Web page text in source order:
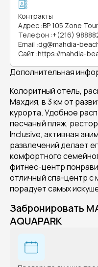
Контракты
Адрес :BP 105 Zone
Телефон :+(216)
Email :dg@mahdia-
Сайт :https://mahdia-
Дополнительная
Колоритный отель,
Махдия, в 3 км от
курорта. Удобное
песчаный пляж,
Inclusive, активная
развлечений делает
комфортного
фитнес-центр
отличный спа-центр
порадует самых
Забронировать
AQUAPARK